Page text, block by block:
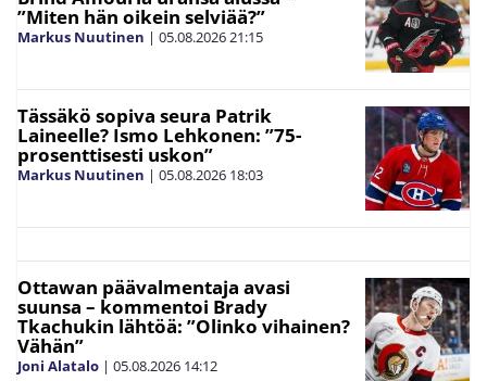
”Miten hän oikein selviää?”
Markus Nuutinen | 05.08.202621:15
Tässäkö sopiva seura Patrik
Laineelle? Ismo Lehkonen: ”75-
prosenttisesti uskon”
Markus Nuutinen | 05.08.2026 18:03
Ottawan päävalmentaja avasi
suunsa – kommentoi Brady
Tkachukin lähtöä: ”Olinko vihainen?
Vähän”
Joni Alatalo | 05.08.2026 14:12